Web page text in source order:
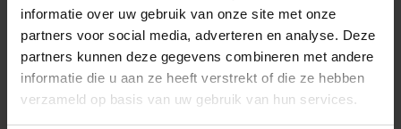
informatie over uw gebruik van onze site met onze
partners voor social media, adverteren en analyse. Deze
partners kunnen deze gegevens combineren met andere
informatie die u aan ze heeft verstrekt of die ze hebben
verzameld op basis van uw gebruik van hun services.
Zakje 60 gram
Art# 16769S
Op voorraad
€3,95
Strooibus 250 gram
Art# 16769Z
Op voorraad
€9,80